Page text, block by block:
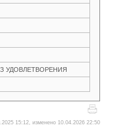
УДОВЛЕТВОРЕНИЯ
15:12, изменено 10.04.2026 22:50